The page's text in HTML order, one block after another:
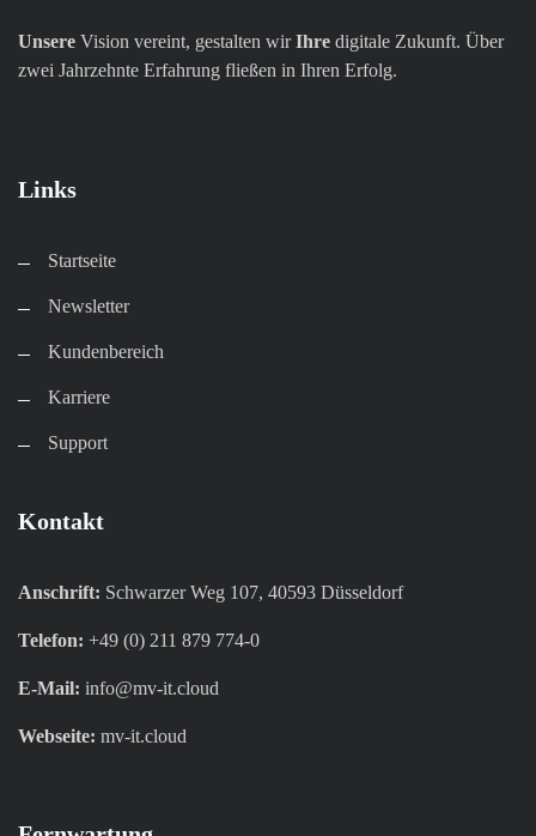
Unsere Vision vereint, gestalten wirIhre digitale Zukunft. Über
zwei Jahrzehnte Erfahrung fließen in Ihren Erfolg.
Links
Startseite
Newsletter
Kundenbereich​
Karriere​
Support
Kontakt
Anschrift: Schwarzer Weg 107, 40593 Düsseldorf
Telefon: +49 (0) 211 879 774-0
E-Mail: info@mv-it.cloud
Webseite: mv-it.cloud